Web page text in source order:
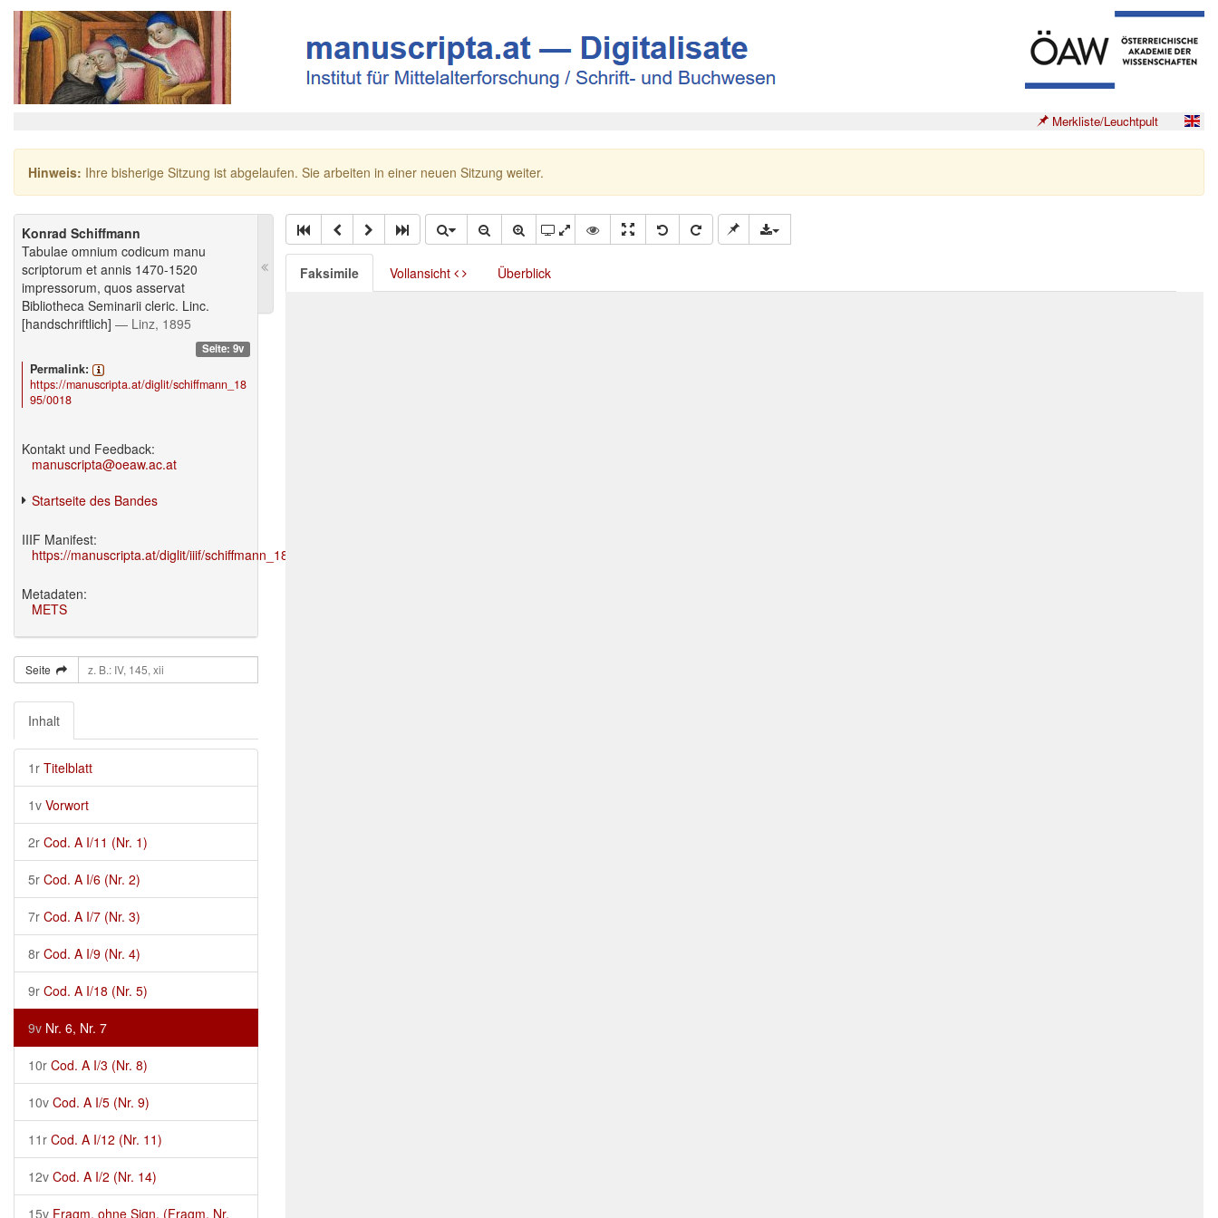
Merkliste/Leuchtpult
Hinweis: Ihre bisherige Sitzung ist abgelaufen. Sie arbeiten in einer neuen Sitzung weiter.
Konrad Schiffmann
Tabulae omnium codicum manu
scriptorum et annis 1470-1520
impressorum, quos asservat
Bibliotheca Seminarii cleric. Linc.
[handschriftlich] — Linz, 1895
Seite: 9v
Permalink:
https://manuscripta.at/diglit/schiffmann_18
95/0018
Kontakt und Feedback:
manuscripta@oeaw.ac.at
Startseite des Bandes
IIIF Manifest:
https://manuscripta.at/diglit/iiif/schiffmann_1895/manifest.json
Metadaten:
METS
Seite
Inhalt
1r Titelblatt
1v Vorwort
2r Cod. A I/11 (Nr. 1)
5r Cod. A I/6 (Nr. 2)
7r Cod. A I/7 (Nr. 3)
8r Cod. A I/9 (Nr. 4)
9r Cod. A I/18 (Nr. 5)
9v Nr. 6, Nr. 7
10r Cod. A I/3 (Nr. 8)
10v Cod. A I/5 (Nr. 9)
11r Cod. A I/12 (Nr. 11)
12v Cod. A I/2 (Nr. 14)
15v Fragm. ohne Sign. (Fragm. Nr.
Faksimile Vollansicht Überblick